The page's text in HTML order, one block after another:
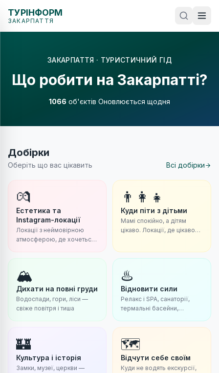
ТУРІНФОРМ
ЗАКАРПАТТЯ
ЗАКАРПАТТЯ · ТУРИСТИЧНИЙ ГІД
Що робити на Закарпатті?
1066 об'єктів Оновлюється щодня
Добірки
Оберіть що вас цікавить Всі добірки
💏
Естетика та
Instagram-локації
Локації з неймовірною
атмосферою, де хочеться
найважливіші слова.
👨‍👩‍👧
Куди піти з дітьми
Мамі спокійно, а дітям
цікаво. Локації, де цікаво
🏔
Дихати на повні груди
Водоспади, гори, ліси —
свіже повітря і тиша
♨️
Відновити сили
Релакс і SPA, санаторії,
термальні басейни,
🏰
Культура і історія
Замки, музеї, церкви —
🗺
Відчути себе своїм
Куди не водять екскурсії,